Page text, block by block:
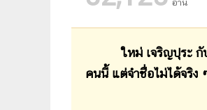
อ่าน
ใหม่ เจริญปุระ กับโม
คนนี้ แต่จำชื่อไม่ได้จริง